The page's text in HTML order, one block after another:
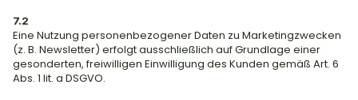
7.2
Eine Nutzung personenbezogener Daten zu Marketingzwecken
(z. B. Newsletter) erfolgt ausschließlich auf Grundlage einer
gesonderten, freiwilligen Einwilligung des Kunden gemäß Art. 6
Abs. 1 lit. a DSGVO.